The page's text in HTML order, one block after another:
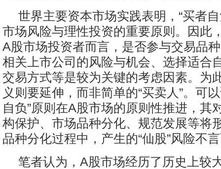
世界主要资本市场实践表明，“买者
市场风险与理性投资的重要原则。因此
A股市场投资者而言，是否参与交易品
相关上市公司的风险与机会、选择适合
交易方式等是较为关键的考虑因素。为
义则要延伸，而非简单的“买卖人”。可
自负”原则在A股市场的原则性推进，其
构保护、市场品种分化、规范发展等将
品种分化过程中，产生的“仙股”风险不
笔者认为，A股市场经历了历史上较